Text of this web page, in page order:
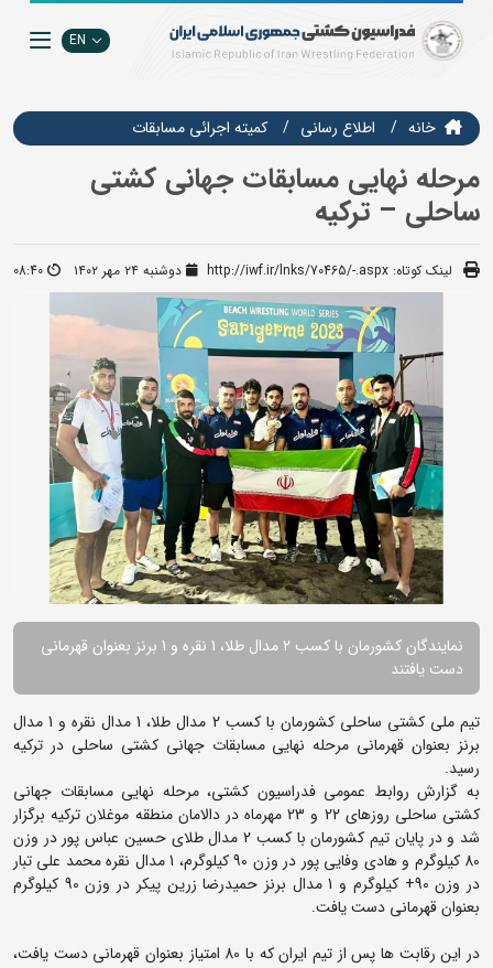
EN
خانه اطلاع رسانی كميته اجرائي مسابقات
مرحله نهایی مسابقات جهانی کشتی
ساحلی – ترکیه
لینک کوتاه: http://iwf.ir/lnks/70465/-.aspx دوشنبه ۲۴ مهر ۱۴۰۲ 08:40
نمایندگان کشورمان با کسب 2 مدال طلا، 1 نقره و 1 برنز بعنوان قهرمانی
دست یافتند
تیم ملی کشتی ساحلی کشورمان با کسب 2 مدال طلا، 1 مدال نقره و 1 مدال
برنز بعنوان قهرمانی مرحله نهایی مسابقات جهانی کشتی ساحلی در ترکیه
رسید.
به گزارش روابط عمومی فدراسیون کشتی، مرحله نهایی مسابقات جهانی
کشتی ساحلی روزهای 22 و 23 مهرماه در دالامان منطقه موغلان ترکیه برگزار
شد و در پایان تیم کشورمان با کسب 2 مدال طلای حسین عباس پور در وزن
80 کیلوگرم و هادی وفایی پور در وزن 90 کیلوگرم، 1 مدال نقره محمد علی تبار
در وزن 90+ کیلوگرم و 1 مدال برنز حمیدرضا زرین پیکر در وزن 90 کیلوگرم
بعنوان قهرمانی دست یافت.
در این رقابت ها پس از تیم ایران که با 80 امتیاز بعنوان قهرمانی دست یافت،